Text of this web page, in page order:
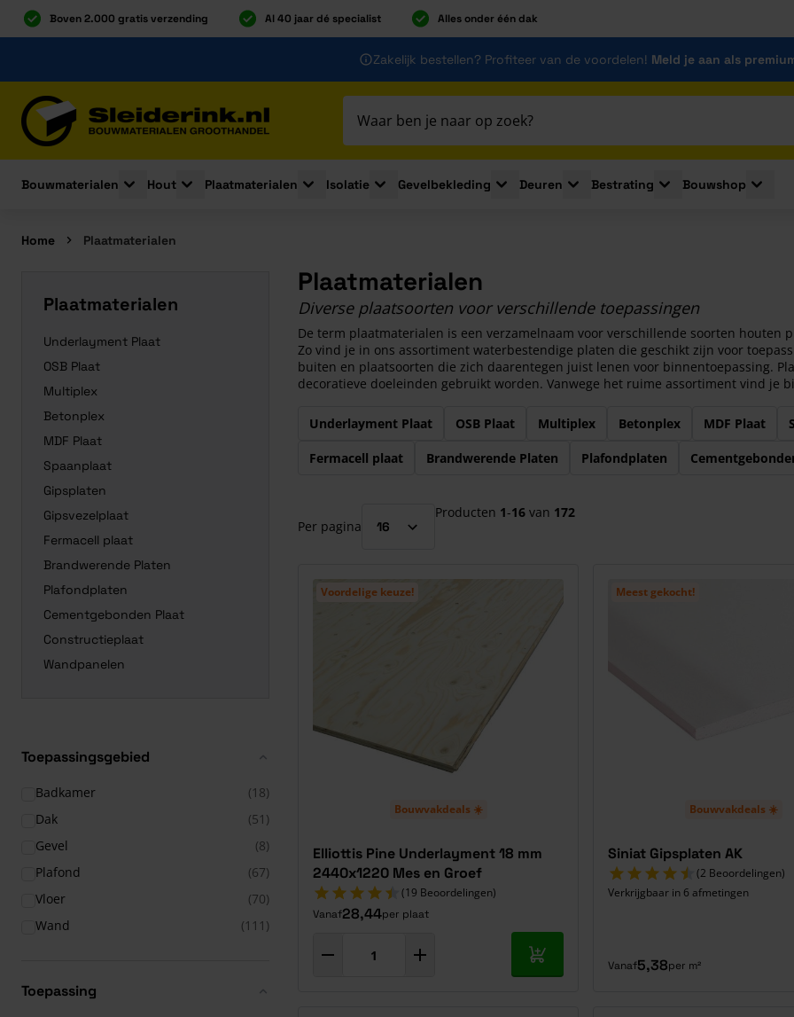
Boven 2.000 gratis verzending Al 40 jaar dé specialist Alles onder één dak
Zakelijk bestellen? Profiteer van de voordelen! Meld je aan als
Bouwmaterialen
Toggle submenu for Bouwmaterialen
Hout
Toggle submenu for Hout
Plaatmaterialen
Toggle submenu for Plaatmaterialen
Isolatie
Toggle submenu for Isolatie
Gevelbekleding
Toggle submenu for Gevelbekleding
Deuren
Toggle submenu for Deuren
Bestrating
Toggle submenu for
Bouwshop
Home Plaatmaterialen
Plaatmaterialen
Underlayment Plaat
OSB Plaat
Multiplex
Betonplex
MDF Plaat
Spaanplaat
Gipsplaten
Gipsvezelplaat
Fermacell plaat
Brandwerende Platen
Plafondplaten
Cementgebonden Plaat
Constructieplaat
Wandpanelen
Toepassingsgebied
Badkamer
(18)
Dak
(51)
Gevel
(8)
Plafond
(67)
Vloer
(70)
Wand
(111)
Toepassing
Plaatmaterialen
Diverse plaatsoorten voor verschillende toepassingen
De term plaatmaterialen is een verzamelnaam voor verschillende soorten
Zo vind je in ons assortiment waterbestendige platen die geschikt zijn voor
buiten en plaatsoorten die zich daarentegen juist lenen voor binnentoepassing.
decoratieve doeleinden gebruikt worden. Vanwege het ruime assortiment vind je
Druk om carrousel over te slaan
Underlayment Plaat OSB Plaat Multiplex Betonplex MDF Plaat
Fermacell plaat Brandwerende Platen Plafondplaten
Per pagina
Producten 1-16 van 172
Bouwvakdeals ☀️
Voordelige keuze!
Elliottis Pine Underlayment 18 mm
2440x1220 Mes en Groef
(19 Beoordelingen)
Vanaf28,44per plaat
In mijn winkelwagen
Bouwvakdeals ☀️
Meest gekocht!
Siniat Gipsplaten AK
(2 Beoordelingen)
Verkrijgbaar in 6 afmetingen
Vanaf5,38per m²